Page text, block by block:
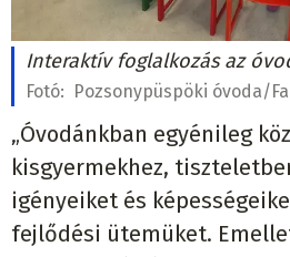
Interaktív foglalkozás az
Fotó: Pozsonypüspöki óvoda/
„Óvodánkban egyénileg
kisgyermekhez,
igényeiket és
fejlődési ütemüket.